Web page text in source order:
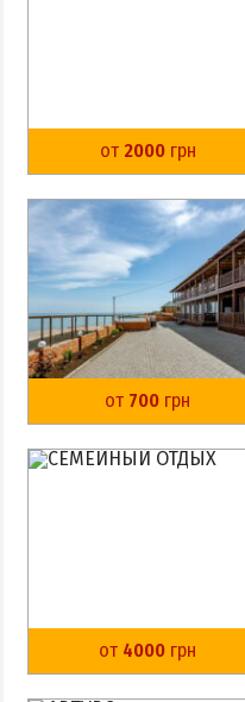
Отдых с бассейном
Отдых на первой линии
Отдых на набережной
Квартиры посуточно
от 2000грн
от 700 грн
от 4000 грн